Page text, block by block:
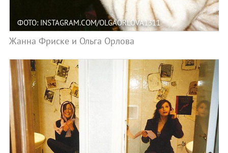
ФОТО: INSTAGRAM.COM/OLGAORLOVA1311
Жанна Фриске и Ольга Орлова